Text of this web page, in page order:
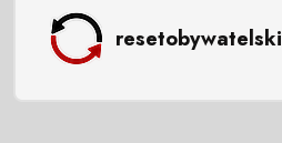
resetobywatelski